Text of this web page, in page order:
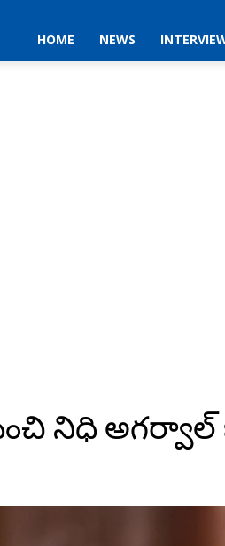
HOME NEWS
నిధి అగర్వాల్